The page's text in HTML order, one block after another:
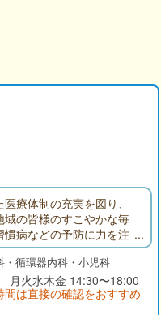
療体制の充実を図り、
の皆様のすこやかな毎
病などの予防に力を注
して気軽に受診いただ
・循環器内科・小児科
月火水木金 14:30〜18:00
間は直接の確認をおすすめ